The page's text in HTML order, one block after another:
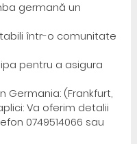
germană un
într-o comunitate
pentru a asigura
Germania: (Frankfurt,
Va oferim detalii
0749514066 sau